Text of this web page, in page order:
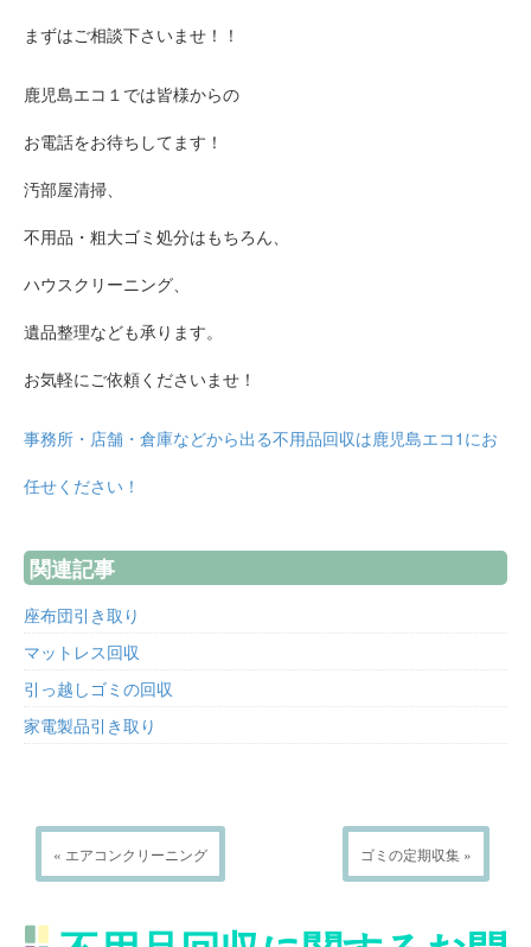
まずはご相談下さいませ！！
鹿児島エコ１では皆様からの
お電話をお待ちしてます！
汚部屋清掃、
不用品・粗大ゴミ処分はもちろん、
ハウスクリーニング、
遺品整理なども承ります。
お気軽にご依頼くださいませ！
事務所・店舗・倉庫などから出る不用品回収は鹿児島エコ1にお
任せください！
関連記事
座布団引き取り
マットレス回収
引っ越しゴミの回収
家電製品引き取り
« エアコンクリーニング ゴミの定期収集 »